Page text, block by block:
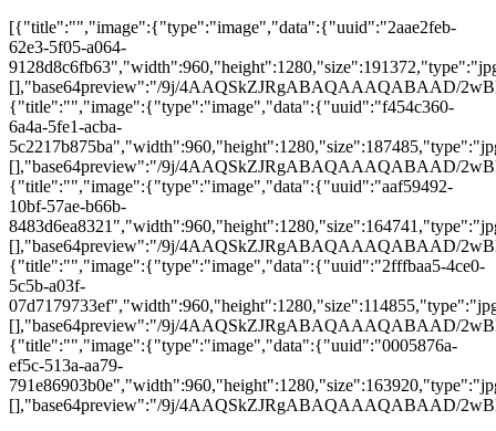
[{"title":"","image":{"type":"image","data":{"uuid":"2aae2feb-
62e3-5f05-a064-
[],"base64preview":"/9j/4AAQSkZJRgABAQAAAQABAAD/
{"title":"","image":{"type":"image","data":{"uuid":"f454c360-
6a4a-5fe1-acba-
[],"base64preview":"/9j/4AAQSkZJRgABAQAAAQABAAD/
{"title":"","image":{"type":"image","data":{"uuid":"aaf59492-
10bf-57ae-b66b-
[],"base64preview":"/9j/4AAQSkZJRgABAQAAAQABAAD/
{"title":"","image":{"type":"image","data":{"uuid":"2fffbaa5-4ce0-
5c5b-a03f-
[],"base64preview":"/9j/4AAQSkZJRgABAQAAAQABAAD/
{"title":"","image":{"type":"image","data":{"uuid":"0005876a-
ef5c-513a-aa79-
[],"base64preview":"/9j/4AAQSkZJRgABAQAAAQABAAD/